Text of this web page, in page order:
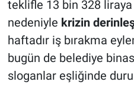
teklifle 13 bin 328
nedeniyle krizin
haftadır iş bırakma
bugün de belediye
sloganlar eşliğinde